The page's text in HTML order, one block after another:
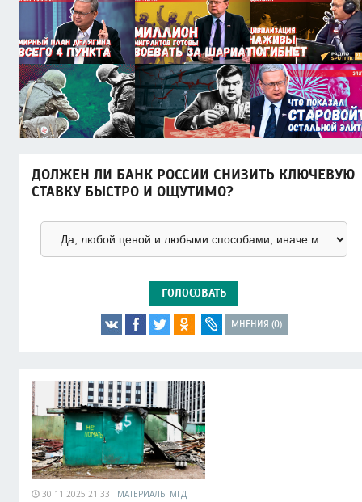
ДОЛЖЕН ЛИ БАНК РОССИИ СНИЗИТЬ КЛЮЧЕВУЮ
СТАВКУ БЫСТРО И ОЩУТИМО?
ГОЛОСОВАТЬ
МНЕНИЯ (0)
30.11.2025 21:33 МАТЕРИАЛЫ МГД